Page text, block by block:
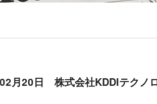
月20日 株式会社KDDIテクノ